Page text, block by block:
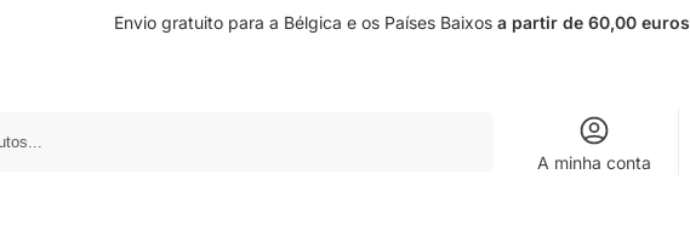
Envio gratuito para a Bélgica e os Países Baixos a partir de 60,00 euros
A minha conta